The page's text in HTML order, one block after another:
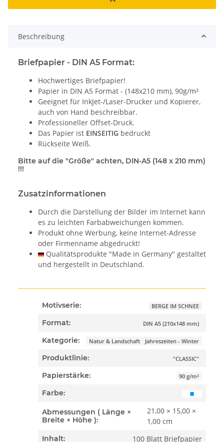
Beschreibung
Briefpapier - DIN A5 Format:
Hochwertiges Briefpapier!
Papier in DIN A5 Format - (148x210 mm), 90g/m²
Geeignet für InkJet-/Laser-Drucker und Kopierer,
auch von Hand beschreibbar.
Professioneller Offset-Druck.
Das Papier ist EINSEITIG bedruckt
Rückseite Weiß.
Bitte auf die "Größe" achten, DIN-A5 (148 x 210 mm)
!!!
Zusatzinformationen
Durch die Darstellung der Bilder im Internet kann
es zu leichten Farbabweichungen kommen.
Produkt ohne Werbung, keine Internet-Adresse
oder Firmenname abgedruckt!
Qualitätsprodukte "Made in Germany" gestaltet
und hergestellt in Deutschland.
Motivserie: BERGE IM SCHNEE
Format: DIN A5 (210x148 mm)
Kategorie: Natur & Landschaft Jahreszeiten - Winter
Produktlinie: "CLASSIC"
Papierstärke: 90 g/m²
Farbe:
Abmessungen ( Länge ×
Breite × Höhe ):
21,00 × 15,00 ×
1,00 cm
Inhalt: 100 Blatt Briefpapier